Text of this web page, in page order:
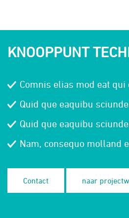
KNOOPPUNT
Comnis elias mod eat qui
Quid que eaquibu
Quid que eaquibu
Nam, consequo molland
Contact naar